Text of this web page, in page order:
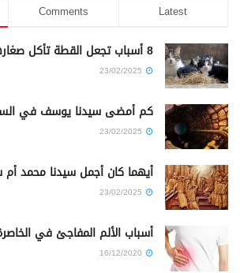
Comments Latest
8 أسباب تجعل القطة تأكل صغارها
كم أمضى سيدنا يوسف في
أيهما كان أجمل سيدنا محمد
أسباب الألم المفاجئ في